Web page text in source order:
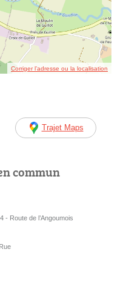
Corriger l’adresse ou la localisation
Trajet Maps
commun
- Route de l’Angoumois